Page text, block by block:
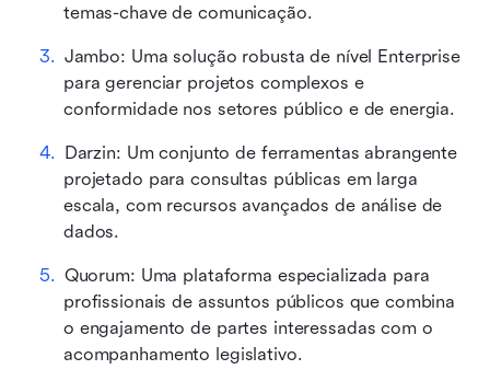
temas-chave de comunicação.
Jambo: Uma solução robusta de nível Enterprise
para gerenciar projetos complexos e
conformidade nos setores público e de energia.
Darzin: Um conjunto de ferramentas abrangente
projetado para consultas públicas em larga
escala, com recursos avançados de análise de
dados.
Quorum: Uma plataforma especializada para
profissionais de assuntos públicos que combina
o engajamento de partes interessadas com o
acompanhamento legislativo.